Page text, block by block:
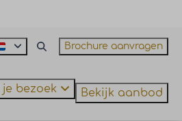
Brochure aanvragen
je bezoek Bekijk aanbod